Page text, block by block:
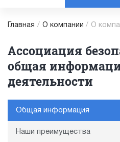
Главная / О компании / О
Ассоциация
общая
деятельности
Общая информация
Наши преимущества